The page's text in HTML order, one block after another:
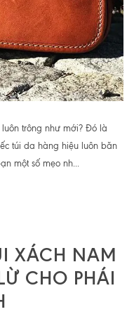
trông như mới? Đó là
túi da hàng hiệu luôn băn
một số mẹo nh...
XÁCH NAM
CHO PHÁI